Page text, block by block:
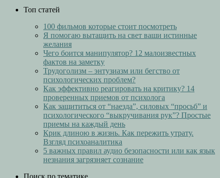
Топ статей
100 фильмов которые стоит посмотреть
Я помогаю вытащить на свет ваши истинные
желания
Чего боится манипулятор? 12 малоизвестных
фактов на заметку
Трудоголизм – энтузиазм или бегство от
психологических проблем?
Как эффективно реагировать на критику? 14
проверенных приемов от психолога
Как защититься от “наезда”, силовых “просьб” и
психологического “выкручивания рук”? Простые
приемы на каждый день
Крик длиною в жизнь. Как пережить утрату.
Взгляд психоаналитика
5 важных правил аудио безопасности или как язык
незнания загрязняет сознание
Поиск по тематике